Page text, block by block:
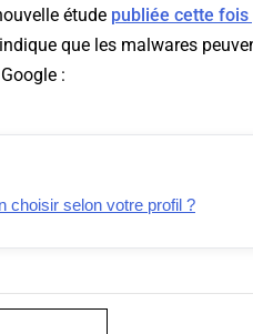
étude publiée cette
que les malwares
:
choisir selon votre profil ?